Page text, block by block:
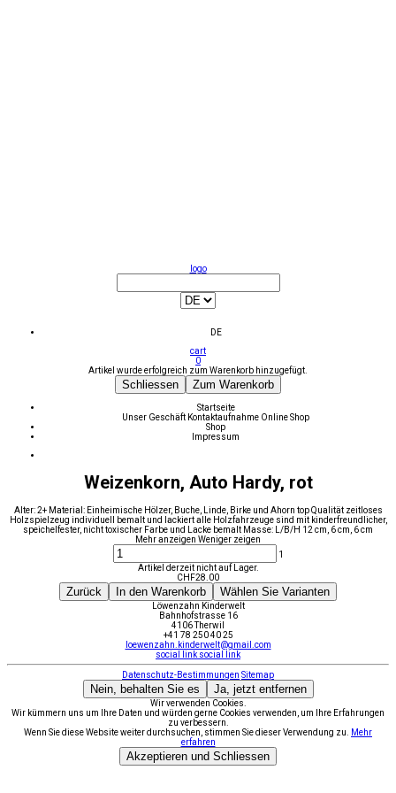
logo
DE
cart
0
Artikel wurde erfolgreich zum Warenkorb hinzugefügt.
Schliessen Zum Warenkorb
Startseite
Unser Geschäft Kontaktaufnahme Online Shop
Shop
Impressum
Weizenkorn, Auto Hardy, rot
Alter: 2+ Material: Einheimische Hölzer, Buche, Linde, Birke und Ahorn top Qualität zeitloses
Holzspielzeug individuell bemalt und lackiert alle Holzfahrzeuge sind mit kinderfreundlicher,
speichelfester, nicht toxischer Farbe und Lacke bemalt Masse: L/B/H 12 cm, 6 cm, 6 cm
Mehr anzeigen Weniger zeigen
1
Artikel derzeit nicht auf Lager.
CHF28.00
Zurück In den Warenkorb Wählen Sie Varianten
Löwenzahn Kinderwelt
Bahnhofstrasse 16
4106 Therwil
+41 78 250 40 25
loewenzahn.kinderwelt@gmail.com
social link social link
Datenschutz-Bestimmungen Sitemap
Nein, behalten Sie es Ja, jetzt entfernen
Wir verwenden Cookies.
Wir kümmern uns um Ihre Daten und würden gerne Cookies verwenden, um Ihre Erfahrungen
zu verbessern.
Wenn Sie diese Website weiter durchsuchen, stimmen Sie dieser Verwendung zu.
Mehr
erfahren
Akzeptieren und Schliessen